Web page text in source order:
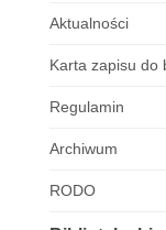
Aktualności
Karta zapisu do
Regulamin
Archiwum
RODO